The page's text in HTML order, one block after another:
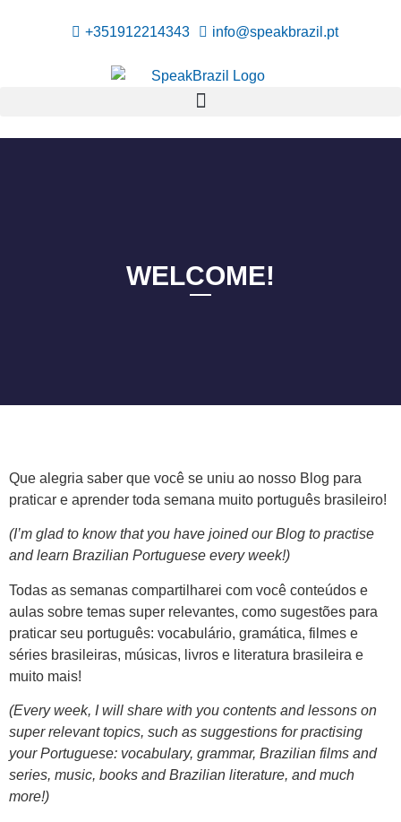
+351912214343 info@speakbrazil.pt
WELCOME!
Que alegria saber que você se uniu ao nosso Blog para
praticar e aprender toda semana muito português brasileiro!
(I’m glad to know that you have joined our Blog to practise
and learn Brazilian Portuguese every week!)
Todas as semanas compartilharei com você conteúdos e
aulas sobre temas super relevantes, como sugestões para
praticar seu português: vocabulário, gramática, filmes e
séries brasileiras, músicas, livros e literatura brasileira e
muito mais!
(Every week, I will share with you contents and lessons on
super relevant topics, such as suggestions for practising
your Portuguese: vocabulary, grammar, Brazilian films and
series, music, books and Brazilian literature, and much
more!)